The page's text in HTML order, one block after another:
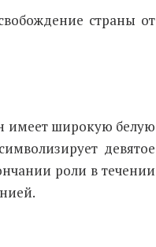
страны от
имеет широкую белую
девятое
роли в течении